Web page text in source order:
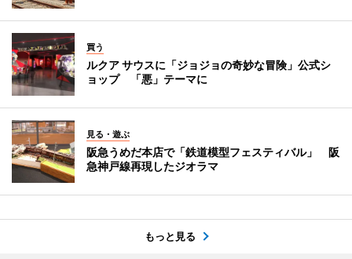
買う
ルクア サウスに「ジョジョの奇妙な冒険」公式シ
ョップ 「悪」テーマに
見る・遊ぶ
阪急うめだ本店で「鉄道模型フェスティバル」 阪
急神戸線再現したジオラマ
もっと見る